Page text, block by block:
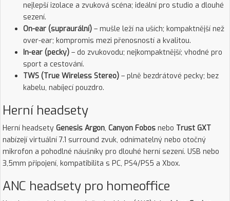
nejlepší izolace a zvuková scéna; ideální pro studio a dlouhé
sezení.
On-ear (supraurální) – mušle leží na uších; kompaktnější než
over-ear; kompromis mezi přenosností a kvalitou.
In-ear (pecky) – do zvukovodu; nejkompaktnější; vhodné pro
sport a cestování.
TWS (True Wireless Stereo) – plně bezdrátové pecky; bez
kabelu, nabíjecí pouzdro.
Herní headsety
Herní headsety Genesis Argon, Canyon Fobos nebo Trust GXT
nabízejí virtuální 7.1 surround zvuk, odnímatelný nebo otočný
mikrofon a pohodlné náušníky pro dlouhé herní sezení. USB nebo
3,5mm připojení, kompatibilita s PC, PS4/PS5 a Xbox.
ANC headsety pro homeoffice